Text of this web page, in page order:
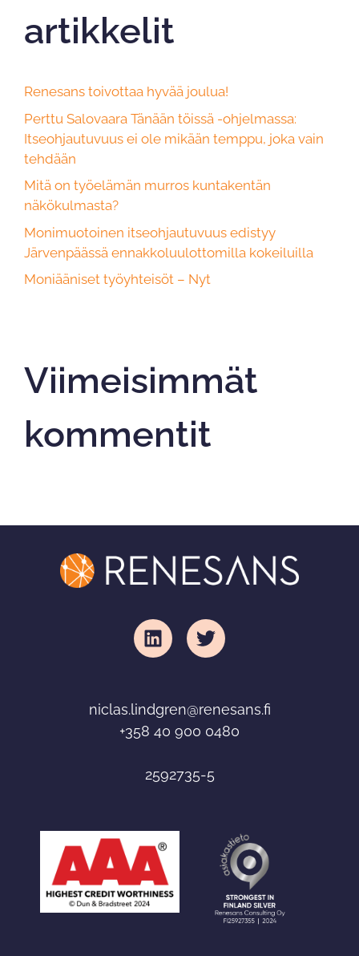
artikkelit
Renesans toivottaa hyvää joulua!
Perttu Salovaara Tänään töissä -ohjelmassa:
Itseohjautuvuus ei ole mikään temppu, joka vain
tehdään
Mitä on työelämän murros kuntakentän
näkökulmasta?
Monimuotoinen itseohjautuvuus edistyy
Järvenpäässä ennakkoluulottomilla kokeiluilla
Moniääniset työyhteisöt – Nyt
Viimeisimmät
kommentit
niclas.lindgren@renesans.fi
+358 40 900 0480
2592735-5